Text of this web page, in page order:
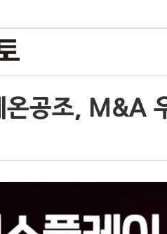
온공조, M&A